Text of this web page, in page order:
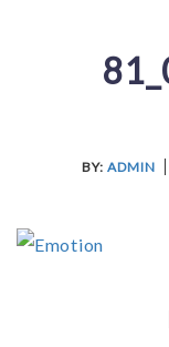
BY: ADMIN